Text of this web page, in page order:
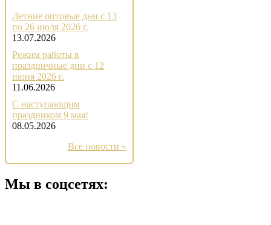
Летние оптовые дни с 13
по 26 июля 2026 г.
13.07.2026
Режим работы в
праздничные дни с 12
июня 2026 г.
11.06.2026
С наступающим
праздником 9 мая!
08.05.2026
Все новости »
Мы в соцсетях: